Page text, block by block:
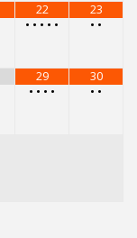
22
• • • • •
23
• •
29
• • • •
30
• •